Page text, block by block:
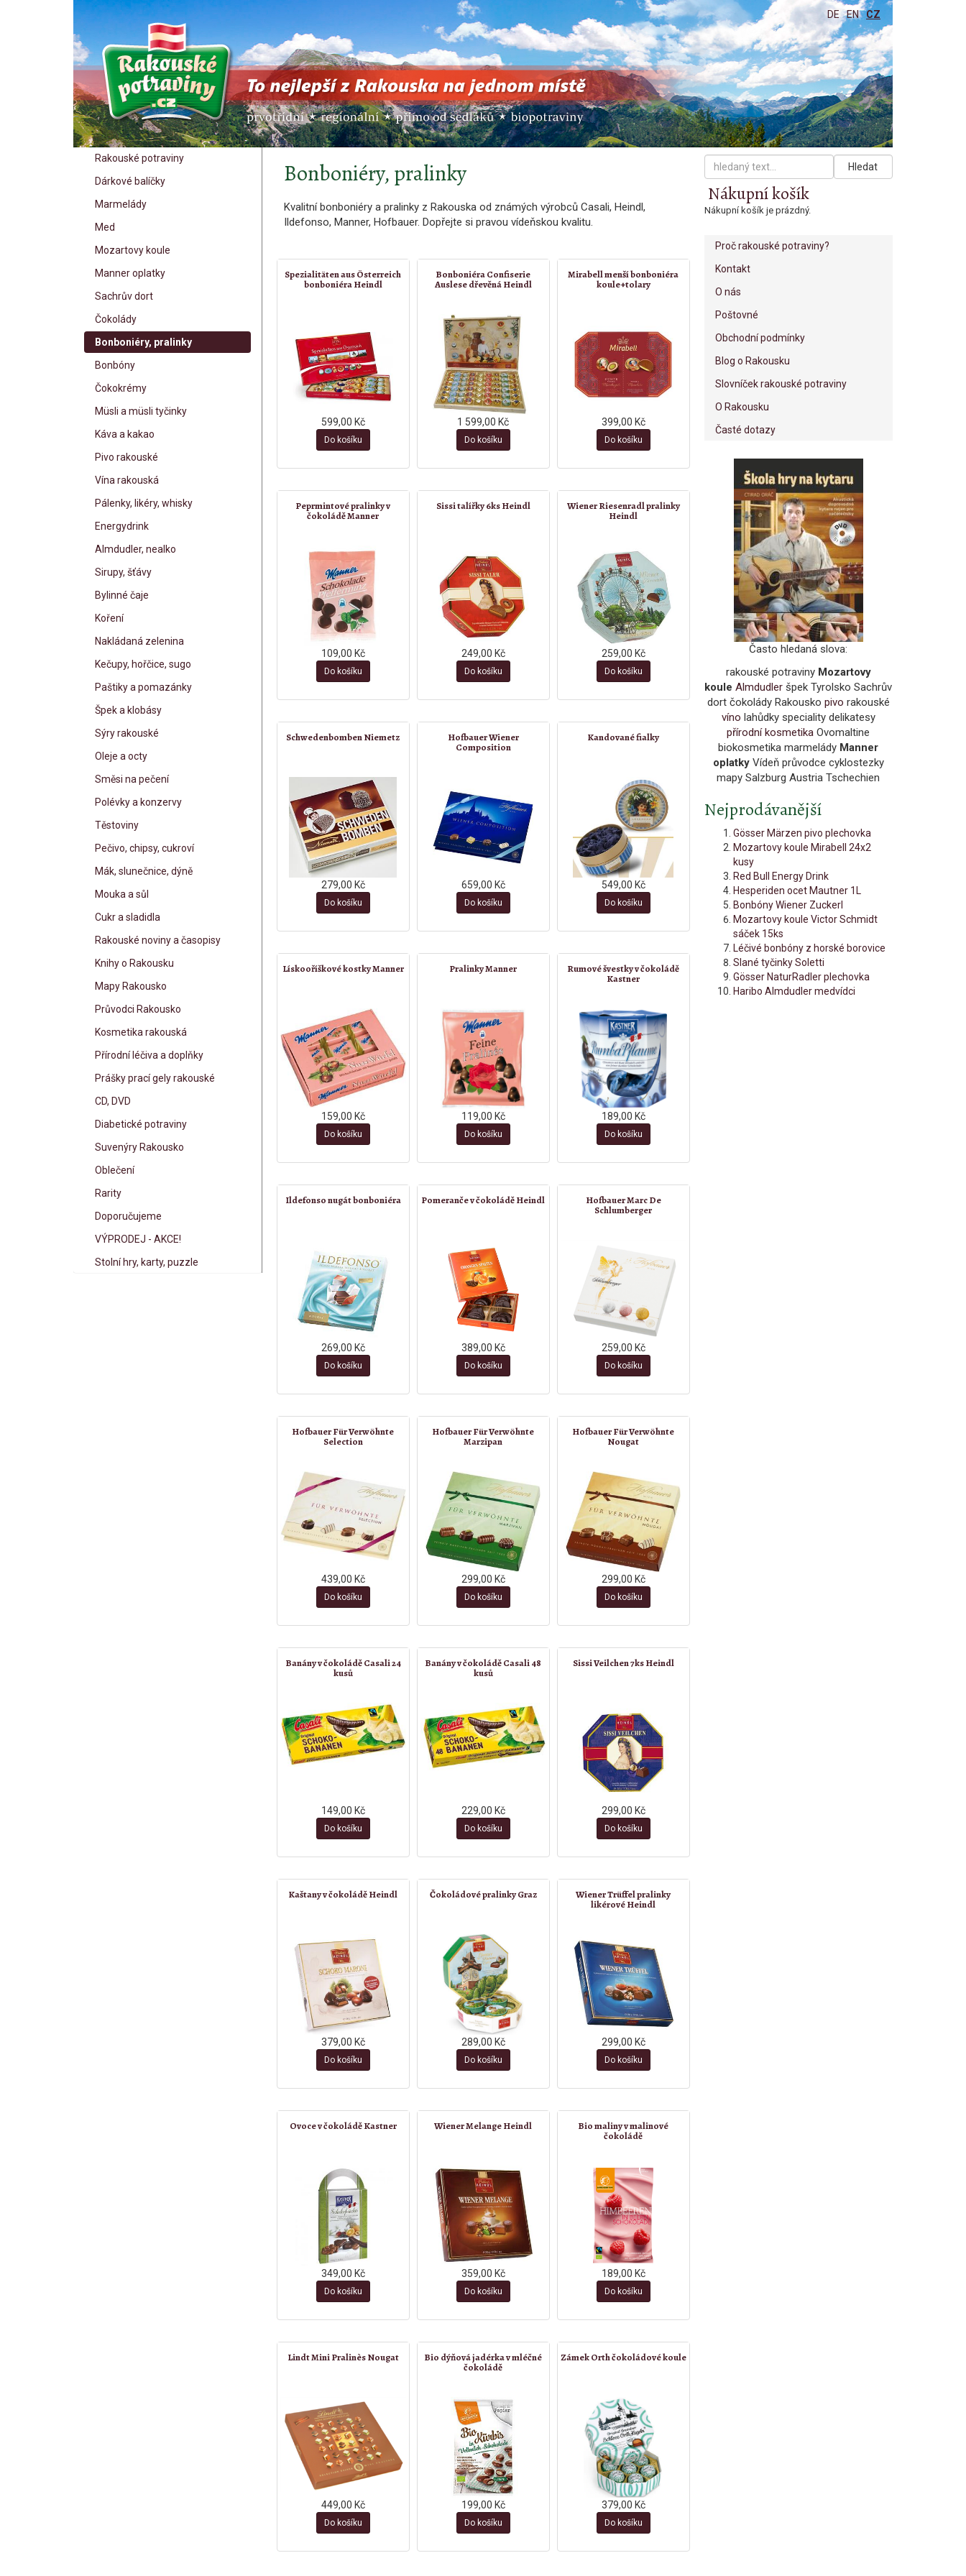
DE EN CZ
Rakouské potraviny
Dárkové balíčky
Marmelády
Med
Mozartovy koule
Manner oplatky
Sachrův dort
Čokolády
Bonboniéry, pralinky
Bonbóny
Čokokrémy
Müsli a müsli tyčinky
Káva a kakao
Pivo rakouské
Vína rakouská
Pálenky, likéry, whisky
Energydrink
Almdudler, nealko
Sirupy, šťávy
Bylinné čaje
Koření
Nakládaná zelenina
Kečupy, hořčice, sugo
Paštiky a pomazánky
Špek a klobásy
Sýry rakouské
Oleje a octy
Směsi na pečení
Polévky a konzervy
Těstoviny
Pečivo, chipsy, cukroví
Mák, slunečnice, dýně
Mouka a sůl
Cukr a sladidla
Rakouské noviny a časopisy
Knihy o Rakousku
Mapy Rakousko
Průvodci Rakousko
Kosmetika rakouská
Přírodní léčiva a doplňky
Prášky prací gely rakouské
CD, DVD
Diabetické potraviny
Suvenýry Rakousko
Oblečení
Rarity
Doporučujeme
VÝPRODEJ - AKCE!
Stolní hry, karty, puzzle
Bonboniéry, pralinky
Kvalitní bonboniéry a pralinky z Rakouska od známých výrobců Casali, Heindl,
Ildefonso, Manner, Hofbauer. Dopřejte si pravou vídeňskou kvalitu.
Spezialitäten aus Österreich
bonboniéra Heindl
599,00 Kč
Do košíku
Bonboniéra Confiserie
Auslese dřevěná Heindl
1 599,00 Kč
Do košíku
Mirabell menší bonboniéra
koule+tolary
399,00 Kč
Do košíku
Peprmintové pralinky v
čokoládě Manner
109,00 Kč
Do košíku
Sissi talířky 6ks Heindl
249,00 Kč
Do košíku
Wiener Riesenradl pralinky
Heindl
259,00 Kč
Do košíku
Schwedenbomben Niemetz
279,00 Kč
Do košíku
Hofbauer Wiener
Composition
659,00 Kč
Do košíku
Kandované fialky
549,00 Kč
Do košíku
Lískooříškové kostky Manner
159,00 Kč
Do košíku
Pralinky Manner
119,00 Kč
Do košíku
Rumové švestky v čokoládě
Kastner
189,00 Kč
Do košíku
Ildefonso nugát bonboniéra
269,00 Kč
Do košíku
Pomeranče v čokoládě Heindl
389,00 Kč
Do košíku
Hofbauer Marc De
Schlumberger
259,00 Kč
Do košíku
Hofbauer Für Verwöhnte
Selection
439,00 Kč
Do košíku
Hofbauer Für Verwöhnte
Marzipan
299,00 Kč
Do košíku
Hofbauer Für Verwöhnte
Nougat
299,00 Kč
Do košíku
Banány v čokoládě Casali 24
kusů
149,00 Kč
Do košíku
Banány v čokoládě Casali 48
kusů
229,00 Kč
Do košíku
Sissi Veilchen 7ks Heindl
299,00 Kč
Do košíku
Kaštany v čokoládě Heindl
379,00 Kč
Do košíku
Čokoládové pralinky Graz
289,00 Kč
Do košíku
Wiener Trüffel pralinky
likérové Heindl
299,00 Kč
Do košíku
Ovoce v čokoládě Kastner
349,00 Kč
Do košíku
Wiener Melange Heindl
359,00 Kč
Do košíku
Bio maliny v malinové
čokoládě
189,00 Kč
Do košíku
Lindt Mini Pralinès Nougat
449,00 Kč
Do košíku
Bio dýňová jadérka v mléčné
čokoládě
199,00 Kč
Do košíku
Zámek Orth čokoládové koule
379,00 Kč
Do košíku
Hledat
Nákupní košík
Nákupní košík je prázdný.
Proč rakouské potraviny?
Kontakt
O nás
Poštovné
Obchodní podmínky
Blog o Rakousku
Slovníček rakouské potraviny
O Rakousku
Časté dotazy
Často hledaná slova:
rakouské potraviny Mozartovy
koule Almdudler špek Tyrolsko Sachrův
dort čokolády Rakousko pivo rakouské
víno lahůdky speciality delikatesy
přírodní kosmetika Ovomaltine
biokosmetika marmelády Manner
oplatkyVídeň průvodce cyklostezky
mapy Salzburg Austria Tschechien
Nejprodávanější
Gösser Märzen pivo plechovka
Mozartovy koule Mirabell 24x2
kusy
Red Bull Energy Drink
Hesperiden ocet Mautner 1L
Bonbóny Wiener Zuckerl
Mozartovy koule Victor Schmidt
sáček 15ks
Léčivé bonbóny z horské borovice
Slané tyčinky Soletti
Gösser NaturRadler plechovka
Haribo Almdudler medvídci